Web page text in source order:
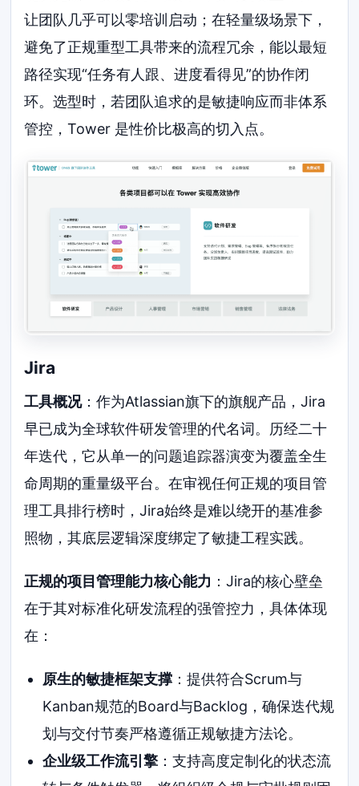
让团队几乎可以零培训启动；在轻量级场景下，
避免了正规重型工具带来的流程冗余，能以最短
路径实现“任务有人跟、进度看得见”的协作闭
环。选型时，若团队追求的是敏捷响应而非体系
管控，Tower 是性价比极高的切入点。
Jira
工具概况：作为Atlassian旗下的旗舰产品，Jira
早已成为全球软件研发管理的代名词。历经二十
年迭代，它从单一的问题追踪器演变为覆盖全生
命周期的重量级平台。在审视任何正规的项目管
理工具排行榜时，Jira始终是难以绕开的基准参
照物，其底层逻辑深度绑定了敏捷工程实践。
正规的项目管理能力核心能力 ：Jira的核心壁垒
在于其对标准化研发流程的强管控力，具体体现
在：
原生的敏捷框架支撑：提供符合Scrum与
Kanban规范的Board与Backlog，确保迭代规
划与交付节奏严格遵循正规敏捷方法论。
企业级工作流引擎：支持高度定制化的状态流